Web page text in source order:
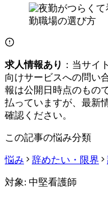
求人情報あり ：当サイ
向けサービスへの問い
報は公開日時点のもの
払っていますが、最新
確認ください。
この記事の悩み分類
悩み 辞めたい・限界
対象: 中堅看護師